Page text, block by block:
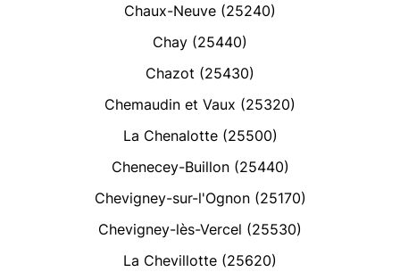
Chaux-Neuve (25240)
Chay (25440)
Chazot (25430)
Chemaudin et Vaux (25320)
La Chenalotte (25500)
Chenecey-Buillon (25440)
Chevigney-sur-l'Ognon (25170)
Chevigney-lès-Vercel (25530)
La Chevillotte (25620)